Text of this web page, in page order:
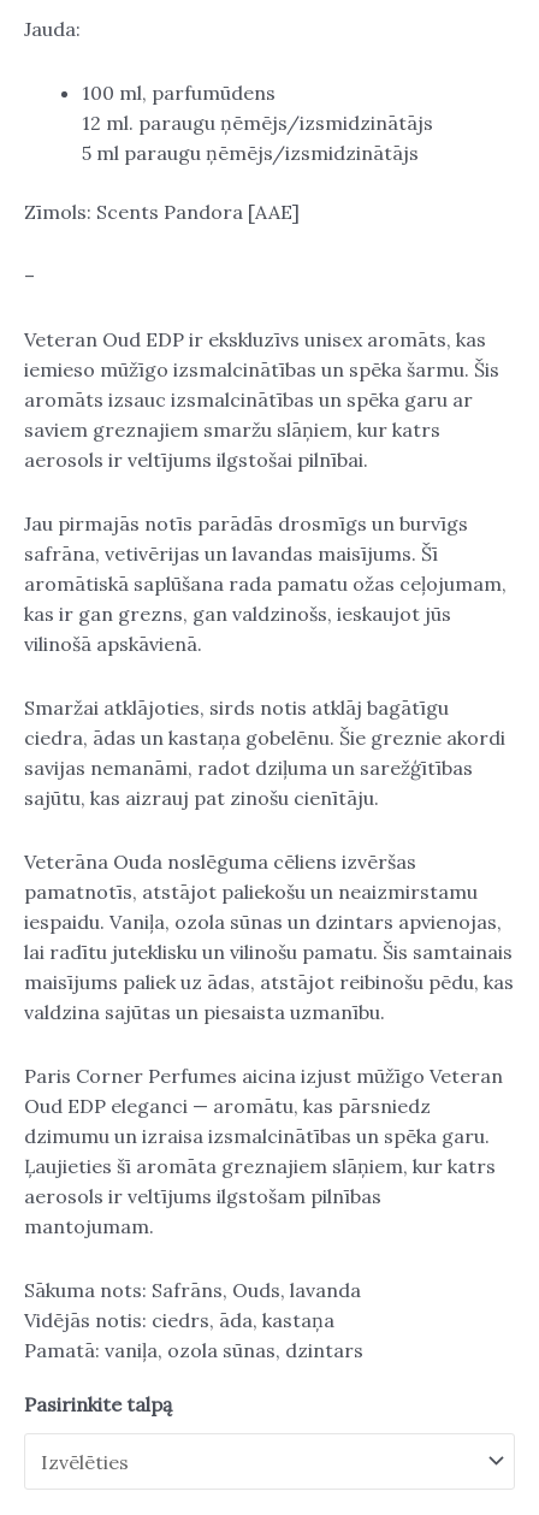
Jauda:
100 ml, parfumūdens
12 ml. paraugu ņēmējs/izsmidzinātājs
5 ml paraugu ņēmējs/izsmidzinātājs
Zīmols: Scents Pandora [AAE]
–
Veteran Oud EDP ir ekskluzīvs unisex aromāts, kas
iemieso mūžīgo izsmalcinātības un spēka šarmu. Šis
aromāts izsauc izsmalcinātības un spēka garu ar
saviem greznajiem smaržu slāņiem, kur katrs
aerosols ir veltījums ilgstošai pilnībai.
Jau pirmajās notīs parādās drosmīgs un burvīgs
safrāna, vetivērijas un lavandas maisījums. Šī
aromātiskā saplūšana rada pamatu ožas ceļojumam,
kas ir gan grezns, gan valdzinošs, ieskaujot jūs
vilinošā apskāvienā.
Smaržai atklājoties, sirds notis atklāj bagātīgu
ciedra, ādas un kastaņa gobelēnu. Šie greznie akordi
savijas nemanāmi, radot dziļuma un sarežģītības
sajūtu, kas aizrauj pat zinošu cienītāju.
Veterāna Ouda noslēguma cēliens izvēršas
pamatnotīs, atstājot paliekošu un neaizmirstamu
iespaidu. Vaniļa, ozola sūnas un dzintars apvienojas,
lai radītu juteklisku un vilinošu pamatu. Šis samtainais
maisījums paliek uz ādas, atstājot reibinošu pēdu, kas
valdzina sajūtas un piesaista uzmanību.
Paris Corner Perfumes aicina izjust mūžīgo Veteran
Oud EDP eleganci — aromātu, kas pārsniedz
dzimumu un izraisa izsmalcinātības un spēka garu.
Ļaujieties šī aromāta greznajiem slāņiem, kur katrs
aerosols ir veltījums ilgstošam pilnības
mantojumam.
Sākuma nots: Safrāns, Ouds, lavanda
Vidējās notis: ciedrs, āda, kastaņa
Pamatā: vaniļa, ozola sūnas, dzintars
Pasirinkite talpą